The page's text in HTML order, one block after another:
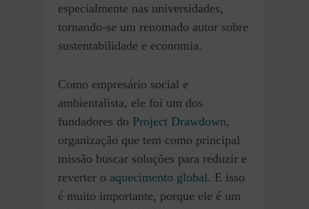
especialmente nas universidades,
tornando-se um renomado autor sobre
sustentabilidade e economia.
Como empresário social e
ambientalista, ele foi um dos
fundadores do Project Drawdown,
organização que tem como principal
missão buscar soluções para reduzir e
reverter o aquecimento global. E isso
é muito importante, porque ele é um